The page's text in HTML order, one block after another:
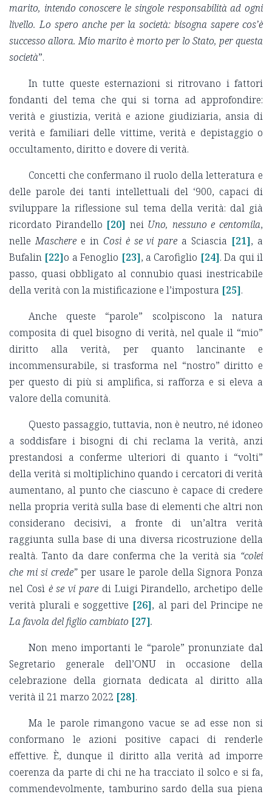
marito, intendo conoscere le singole responsabilità ad ogni
livello. Lo spero anche per la società: bisogna sapere cos’è
successo allora. Mio marito è morto per lo Stato, per questa
società”.
In tutte queste esternazioni si ritrovano i fattori
fondanti del tema che qui si torna ad approfondire:
verità e giustizia, verità e azione giudiziaria, ansia di
verità e familiari delle vittime, verità e depistaggio o
occultamento, diritto e dovere di verità.
Concetti che confermano il ruolo della letteratura e
delle parole dei tanti intellettuali del ‘900, capaci di
sviluppare la riflessione sul tema della verità: dal già
ricordato Pirandello [20] nei Uno, nessuno e centomila,
nelleMaschere e in Così è se vi pare a Sciascia [21], a
Bufalin [22]o a Fenoglio [23], a Carofiglio [24]. Da qui il
passo, quasi obbligato al connubio quasi inestricabile
della verità con la mistificazione e l’impostura [25].
Anche queste “parole” scolpiscono la natura
composita di quel bisogno di verità, nel quale il “mio”
diritto alla verità, per quanto lancinante e
incommensurabile, si trasforma nel “nostro” diritto e
per questo di più si amplifica, si rafforza e si eleva a
valore della comunità.
Questo passaggio, tuttavia, non è neutro, né idoneo
a soddisfare i bisogni di chi reclama la verità, anzi
prestandosi a conferme ulteriori di quanto i “volti”
della verità si moltiplichino quando i cercatori di verità
aumentano, al punto che ciascuno è capace di credere
nella propria verità sulla base di elementi che altri non
considerano decisivi, a fronte di un’altra verità
raggiunta sulla base di una diversa ricostruzione della
realtà. Tanto da dare conferma che la verità sia “colei
che mi si crede” per usare le parole della Signora Ponza
nel Cosìè se vi pare di Luigi Pirandello, archetipo delle
verità plurali e soggettive [26], al pari del Principe ne
La favola del figlio cambiato [27].
Non meno importanti le “parole” pronunziate dal
Segretario generale dell’ONU in occasione della
celebrazione della giornata dedicata al diritto alla
verità il 21 marzo 2022 [28].
Ma le parole rimangono vacue se ad esse non si
conformano le azioni positive capaci di renderle
effettive. È, dunque il diritto alla verità ad imporre
coerenza da parte di chi ne ha tracciato il solco e si fa,
commendevolmente, tamburino sardo della sua piena